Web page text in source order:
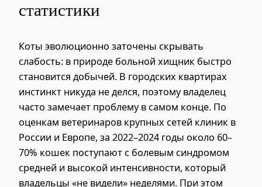
статистики
Коты эволюционно заточены скрывать
слабость: в природе больной хищник быстро
становится добычей. В городских квартирах
инстинкт никуда не делся, поэтому владелец
часто замечает проблему в самом конце. По
оценкам ветеринаров крупных сетей клиник в
России и Европе, за 2022–2024 годы около 60–
70% кошек поступают с болевым синдромом
средней и высокой интенсивности, который
владельцы «не видели» неделями. При этом